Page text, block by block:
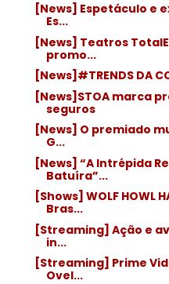
[News] Espetáculo e
Es...
[News] Teatros
promo...
[News]#TRENDS DA
[News]STOA marca
seguros
[News] O premiado
G...
[News] “A Intrépida
Batuíra”...
[Shows] WOLF HOWL
Bras...
[Streaming] Ação e
in...
[Streaming] Prime
Ovel...